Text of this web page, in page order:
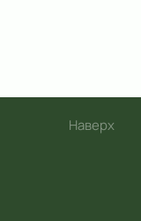
Наверх